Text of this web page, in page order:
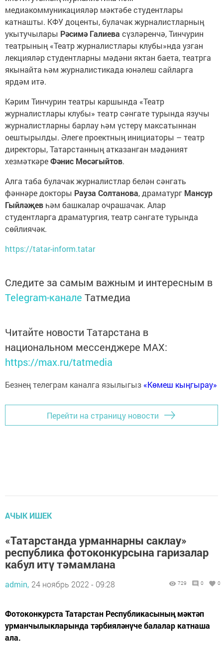
медиакоммуникацияләр мәктәбе студентлары
катнашты. КФУ доценты, булачак журналистларның
укытучылары Рәсимә Галиева сүзләренчә, Тинчурин
театрының «Театр журналистлары клубы»нда узган
лекцияләр студентларны мәдәни яктан баета, театрга
якынайта һәм журналистикада юнәлеш сайларга
ярдәм итә.
Кәрим Тинчурин театры каршында «Театр
журналистлары клубы» театр сәнгате турында язучы
журналистларны барлау һәм үстерү максатыннан
оештырылды. Әлеге проектның инициаторы – театр
директоры, Татарстанның атказанган мәдәният
хезмәткәреФәнис Мөсәгыйтов.
Алга таба булачак журналистлар белән сәнгать
фәннәре докторы Рауза Солтанова, драматург Мансур
Гыйләҗев һәм башкалар очрашачак. Алар
студентларга драматургия, театр сәнгате турында
сөйлиячәк.
https://tatar-inform.tatar
Следите за самым важным и интересным в
Telegram-канале Татмедиа
Читайте новости Татарстана в
национальном мессенджере MАХ:
https://max.ru/tatmedia
Безнең телеграм каналга язылыгыз «Көмеш кыңгырау»
Перейти на страницу новости
АЧЫК ИШЕК
«Татарстанда урманнарны саклау»
республика фотоконкурсына гаризалар
кабул итү тәмамлана
admin, 24 ноябрь 2022 - 09:28 729 0 0
Фотоконкурста Татарстан Республикасының мәктәп
урманчылыкларында тәрбияләнүче балалар катнаша
ала.